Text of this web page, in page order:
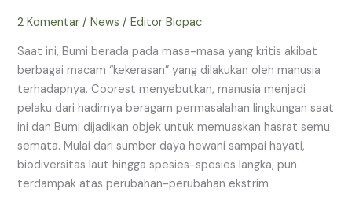
2 Komentar /News /Editor Biopac
Saat ini, Bumi berada pada masa-masa yang kritis akibat
berbagai macam “kekerasan” yang dilakukan oleh manusia
terhadapnya. Coorest menyebutkan, manusia menjadi
pelaku dari hadirnya beragam permasalahan lingkungan saat
ini dan Bumi dijadikan objek untuk memuaskan hasrat semu
semata. Mulai dari sumber daya hewani sampai hayati,
biodiversitas laut hingga spesies-spesies langka, pun
terdampak atas perubahan-perubahan ekstrim